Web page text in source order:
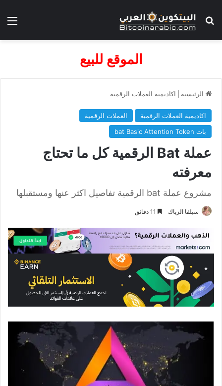
بحث عن
الموقع للبيع
الرئيسية اكاديمية العملات الرقمية
اكاديمية العملات الرقمية
العملات الرقمية
بات bat Basic Attention Token
عملة Bat الرقمية كل ما تحتاج
معرفته
مشروع عملة bat الرقمية تفاصيل اكثر عنها ومستقبلها
سيلفا الزياك